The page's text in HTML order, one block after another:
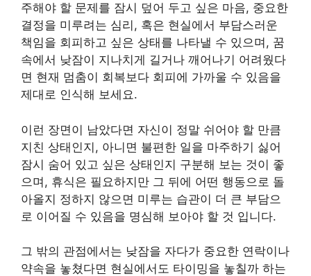
주해야 할 문제를 잠시 덮어 두고 싶은 마음, 중요한
결정을 미루려는 심리, 혹은 현실에서 부담스러운
책임을 회피하고 싶은 상태를 나타낼 수 있으며, 꿈
속에서 낮잠이 지나치게 길거나 깨어나기 어려웠다
면 현재 멈춤이 회복보다 회피에 가까울 수 있음을
제대로 인식해 보세요.
이런 장면이 남았다면 자신이 정말 쉬어야 할 만큼
지친 상태인지, 아니면 불편한 일을 마주하기 싫어
잠시 숨어 있고 싶은 상태인지 구분해 보는 것이 좋
으며, 휴식은 필요하지만 그 뒤에 어떤 행동으로 돌
아올지 정하지 않으면 미루는 습관이 더 큰 부담으
로 이어질 수 있음을 명심해 보아야 할 것 입니다.
그 밖의 관점에서는 낮잠을 자다가 중요한 연락이나
약속을 놓쳤다면 현실에서도 타이밍을 놓칠까 하는